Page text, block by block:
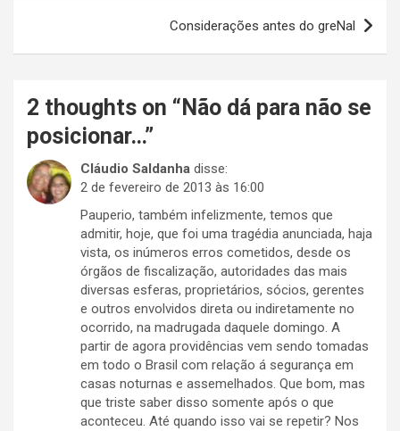
Considerações antes do greNal
2 thoughts on “ Não dá para não se
posicionar…”
Cláudio Saldanha disse:
2 de fevereiro de 2013 às 16:00
Pauperio, também infelizmente, temos que
admitir, hoje, que foi uma tragédia anunciada, haja
vista, os inúmeros erros cometidos, desde os
órgãos de fiscalização, autoridades das mais
diversas esferas, proprietários, sócios, gerentes
e outros envolvidos direta ou indiretamente no
ocorrido, na madrugada daquele domingo. A
partir de agora providências vem sendo tomadas
em todo o Brasil com relação á segurança em
casas noturnas e assemelhados. Que bom, mas
que triste saber disso somente após o que
aconteceu. Até quando isso vai se repetir? Nos